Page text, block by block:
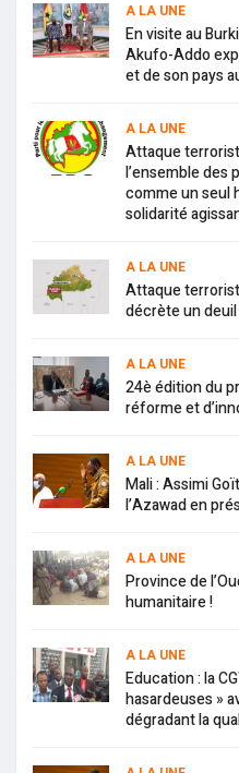
A LA UNE
En visite au
Akufo-Addo
et de son pays
A LA UNE
Attaque
l’ensemble des
comme un seul
solidarité
A LA UNE
Attaque
décrète un
A LA UNE
24è édition du
réforme et
A LA UNE
Mali : Assimi
l’Azawad en
A LA UNE
Province de
humanitaire !
A LA UNE
Education : la
hasardeuses »
dégradant la